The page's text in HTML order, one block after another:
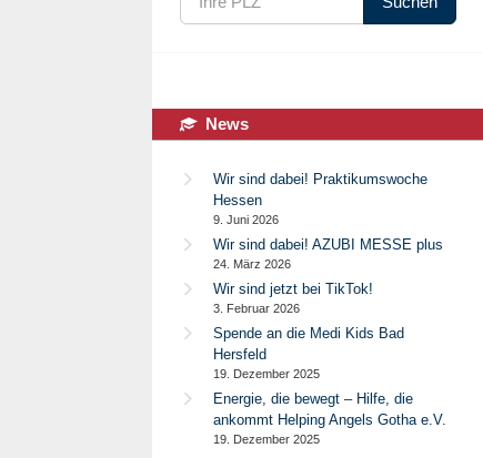
News
Wir sind dabei! Praktikumswoche
Hessen
9. Juni 2026
Wir sind dabei! AZUBI MESSE plus
24. März 2026
Wir sind jetzt bei TikTok!
3. Februar 2026
Spende an die Medi Kids Bad
Hersfeld
19. Dezember 2025
Energie, die bewegt – Hilfe, die
ankommt Helping Angels Gotha e.V.
19. Dezember 2025